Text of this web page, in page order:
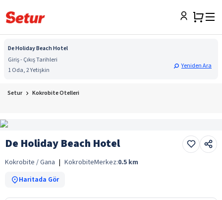
De Holiday Beach Hotel
Giriş - Çıkış Tarihleri
1 Oda, 2 Yetişkin
Yeniden Ara
Setur Kokrobite Otelleri
De Holiday Beach Hotel
Kokrobite / Gana | KokrobiteMerkez:0.5 km
Haritada Gör